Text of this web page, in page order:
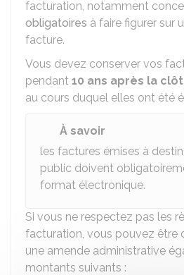
facturation, notamment
obligatoires à faire figurer sur
facture.
Vous devez conserver vos
pendant 10 ans après la
au cours duquel elles ont été
À savoir
les factures émises à
public doivent
format électronique.
Si vous ne respectez pas les
facturation, vous pouvez être
une amende administrative
montants suivants :